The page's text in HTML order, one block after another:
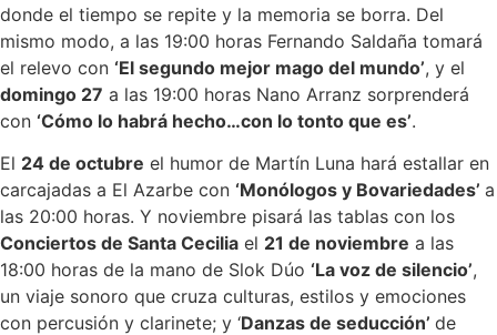
donde el tiempo se repite y la memoria se borra. Del
mismo modo, a las 19:00 horas Fernando Saldaña tomará
el relevo con ‘El segundo mejor mago del mundo’, y el
domingo 27 a las 19:00 horas Nano Arranz sorprenderá
con ‘Cómo lo habrá hecho…con lo tonto que es’.
El 24 de octubre el humor de Martín Luna hará estallar en
carcajadas a El Azarbe con ‘Monólogos y Bovariedades’ a
las 20:00 horas. Y noviembre pisará las tablas con los
Conciertos de Santa Cecilia el 21 de noviembre a las
18:00 horas de la mano de Slok Dúo ‘La voz de silencio’,
un viaje sonoro que cruza culturas, estilos y emociones
con percusión y clarinete; y ‘Danzas de seducción’ de